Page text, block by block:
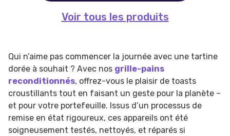
Voir tous les produits
Qui n’aime pas commencer la journée avec une tartine
dorée à souhait ? Avec nos grille-pains
reconditionnés, offrez-vous le plaisir de toasts
croustillants tout en faisant un geste pour la planète –
et pour votre portefeuille. Issus d’un processus de
remise en état rigoureux, ces appareils ont été
soigneusement testés, nettoyés, et réparés si